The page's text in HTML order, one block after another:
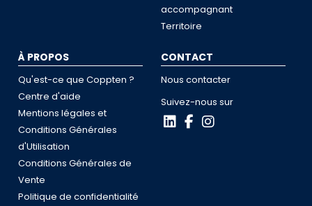
accompagnant
Territoire
À PROPOS
Qu'est-ce que Coppten ?
Centre d'aide
Mentions légales et
Conditions Générales
d'Utilisation
Conditions Générales de
Vente
Politique de confidentialité
CONTACT
Nous contacter
Suivez-nous sur